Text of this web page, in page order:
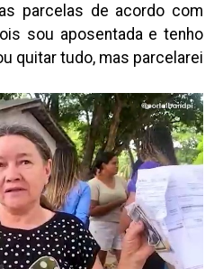
parcelas de acordo com
sou aposentada e tenho
quitar tudo, mas parcelarei